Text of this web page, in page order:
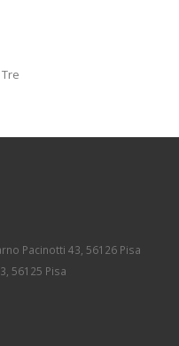
Pacinotti 43, 56126 Pisa
56125 Pisa